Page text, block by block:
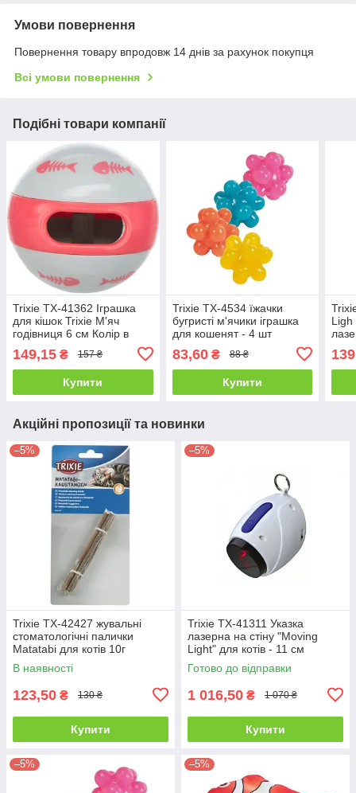
Умови повернення
Повернення товару впродовж 14 днів за рахунок покупця
Всі умови повернення
Подібні товари компанії
Trixie TX-41362 Іграшка
для кішок Trixie М'яч
годівниця 6 см Колір в
149,15 ₴ 157 ₴
Купити
Trixie TX-4534 їжачки
бугристі м'ячики іграшка
для кошенят - 4 шт
83,60₴ 88 ₴
Купити
Ligh
Акційні пропозиції та новинки
–5%
Trixie TX-42427 жувальні
стоматологічні палички
Matatabi для котів 10г
В наявності
123,50 ₴ 130 ₴
Купити
–5%
Trixie TX-41311 Указка
лазерна на стіну "Moving
Light" для котів - 11 см
Готово до відправки
1 016,50 ₴ 1 070 ₴
Купити
–5% –5%